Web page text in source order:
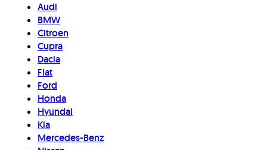
Audi
BMW
Citroen
Cupra
Dacia
Fiat
Ford
Honda
Hyundai
Kia
Mercedes-Benz